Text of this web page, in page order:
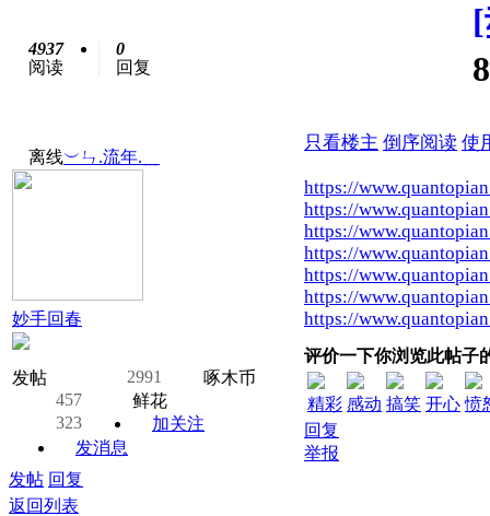
4937
阅读
0
回复
离线︶ㄣ.流年.﹎
妙手回春
发帖 2991
啄木币
457
鲜花
323
加关注
发消息
只看楼主 倒序阅读 使
https://
https://
https://
https://
https://
https://
https://
评价一下你浏览此帖子
精彩 感动 搞笑 开心 愤
回复
举报
发帖 回复
返回列表